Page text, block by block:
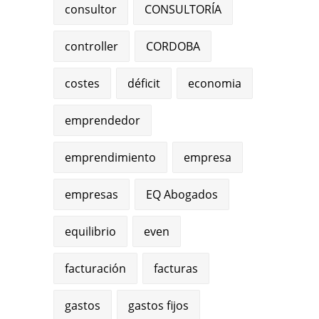
consultor CONSULTORÍA
controller CORDOBA
costes déficit economia
emprendedor
emprendimiento empresa
empresas EQ Abogados
equilibrio even
facturación facturas
gastos gastos fijos